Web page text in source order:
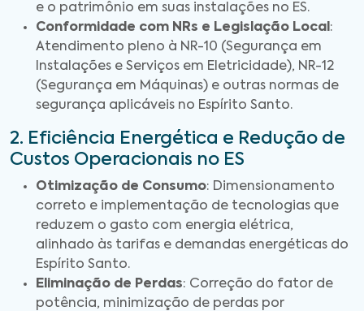
e o patrimônio em suas instalações no ES.
Conformidade com NRs e Legislação Local :
Atendimento pleno à NR-10 (Segurança em
Instalações e Serviços em Eletricidade), NR-12
(Segurança em Máquinas) e outras normas de
segurança aplicáveis no Espírito Santo.
2. Eficiência Energética e Redução de
Custos Operacionais no ES
Otimização de Consumo: Dimensionamento
correto e implementação de tecnologias que
reduzem o gasto com energia elétrica,
alinhado às tarifas e demandas energéticas do
Espírito Santo.
Eliminação de Perdas: Correção do fator de
potência, minimização de perdas por